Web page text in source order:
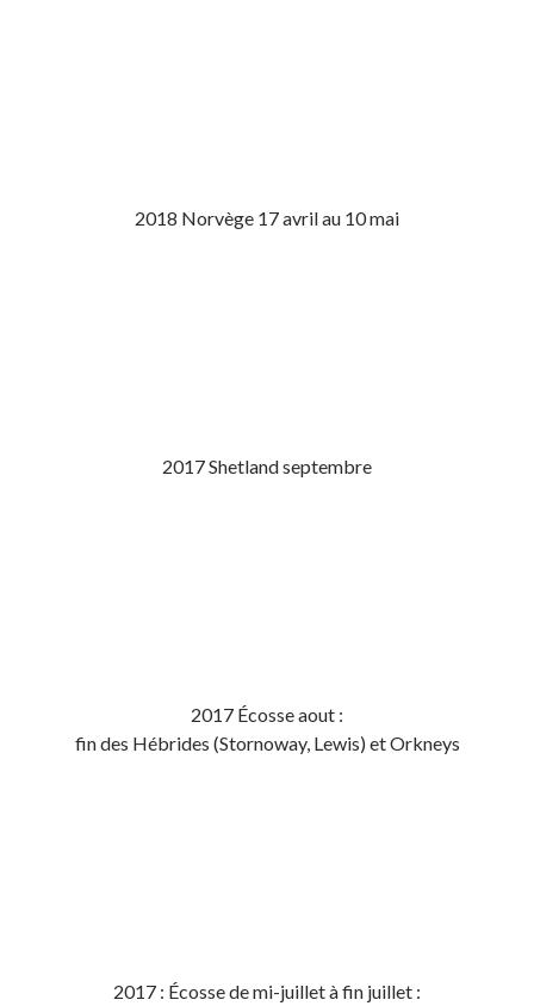
2018 Norvège 17 avril au 10 mai
2017 Shetland septembre
2017 Écosse aout :
fin des Hébrides (Stornoway, Lewis) et Orkneys
2017 : Écosse de mi-juillet à fin juillet :